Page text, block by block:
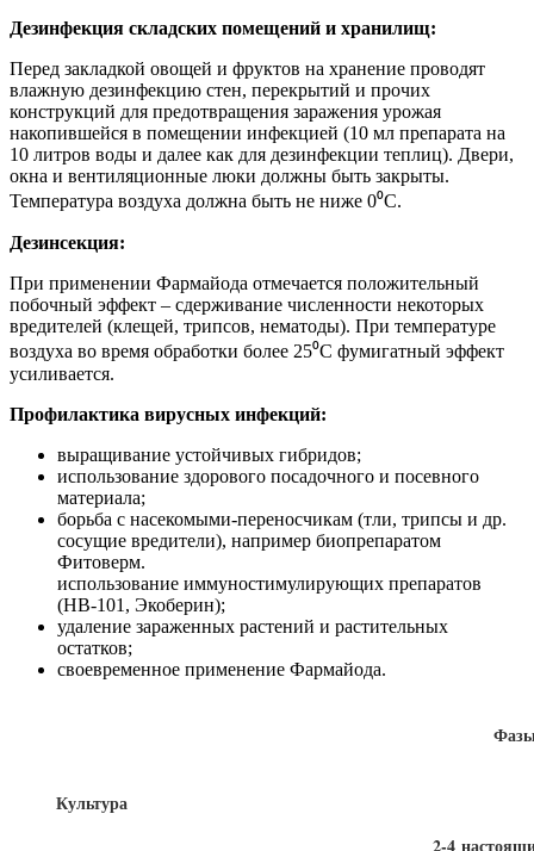
Дезинфекция складских помещений и хранилищ:
Перед закладкой овощей и фруктов на хранение проводят
влажную дезинфекцию стен, перекрытий и прочих
конструкций для предотвращения заражения урожая
накопившейся в помещении инфекцией (10 мл препарата на
10 литров воды и далее как для дезинфекции теплиц). Двери,
окна и вентиляционные люки должны быть закрыты.
Температура воздуха должна быть не ниже 0⁰С.
Дезинсекция:
При применении Фармайода отмечается положительный
побочный эффект – сдерживание численности некоторых
вредителей (клещей, трипсов, нематоды). При температуре
воздуха во время обработки более 25⁰С фумигатный эффект
усиливается.
Профилактика вирусных инфекций:
выращивание устойчивых гибридов;
использование здорового посадочного и посевного
материала;
борьба с насекомыми-переносчикам (тли, трипсы и др.
сосущие вредители), например биопрепаратом
Фитоверм.
использование иммуностимулирующих препаратов
(НВ-101, Экоберин);
удаление зараженных растений и растительных
остатков;
своевременное применение Фармайода.
Культура
2-4